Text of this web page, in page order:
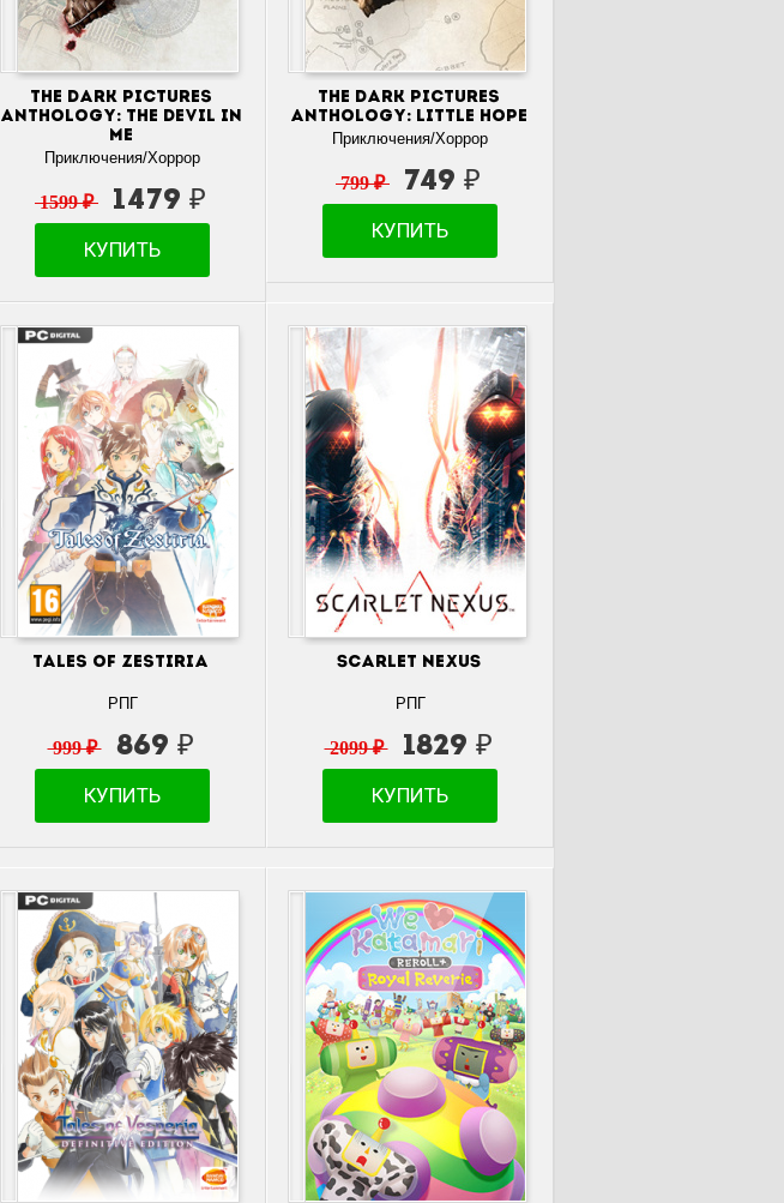
The Dark Pictures
Anthology: The Devil in
Me
Приключения/Хоррор
1599 ₽ 1479 ₽
КУПИТЬ
The Dark Pictures
Anthology: Little Hope
Приключения/Хоррор
799 ₽ 749 ₽
КУПИТЬ
Tales of Zestiria
РПГ
999 ₽ 869 ₽
КУПИТЬ
SCARLET NEXUS
РПГ
2099 ₽ 1829 ₽
КУПИТЬ